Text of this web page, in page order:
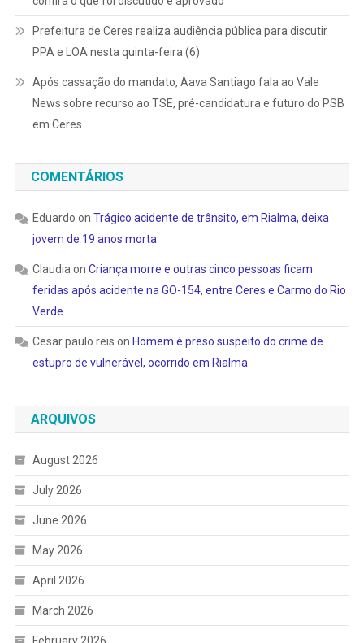
Prefeitura de Ceres realiza audiência pública para discutir
PPA e LOA nesta quinta-feira (6)
Após cassação do mandato, Aava Santiago fala ao Vale
News sobre recurso ao TSE, pré-candidatura e futuro do PSB
em Ceres
COMENTÁRIOS
Eduardo on Trágico acidente de trânsito, em Rialma, deixa
jovem de 19 anos morta
Claudia on Criança morre e outras cinco pessoas ficam
feridas após acidente na GO-154, entre Ceres e Carmo do Rio
Verde
Cesar paulo reis on Homem é preso suspeito do crime de
estupro de vulnerável, ocorrido em Rialma
ARQUIVOS
August 2026
July 2026
June 2026
May 2026
April 2026
March 2026
February 2026